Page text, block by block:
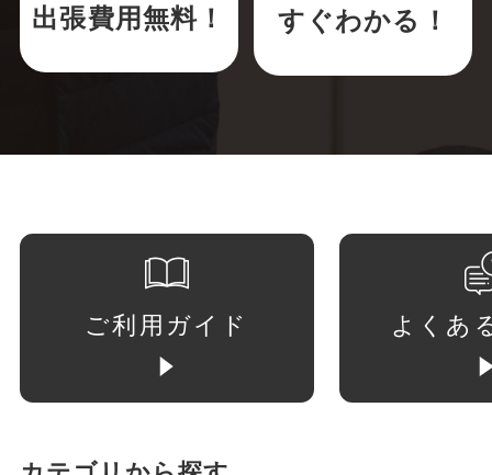
出張費用無料！ すぐわかる！
ご利用ガイド よくあ